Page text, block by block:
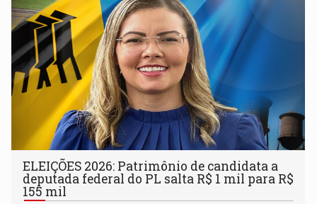
ELEIÇÕES 2026: Patrimônio de candidata a
deputada federal do PL salta R$ 1 mil para R$
155 mil